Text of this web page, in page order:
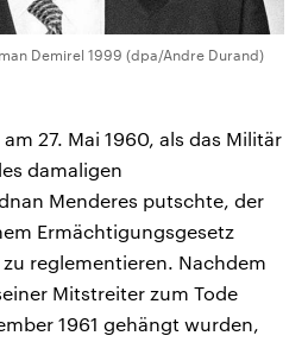
Demirel 1999 (dpa/Andre Durand)
27. Mai 1960, als das Militär
damaligen
Menderes putschte, der
Ermächtigungsgesetz
reglementieren. Nachdem
Mitstreiter zum Tode
1961 gehängt wurden,